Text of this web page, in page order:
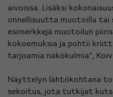
aivoissa. Lisäksi
onnellisuutta muotoilla tai
esimerkkejä muotoilun
kokoemuksia ja pohtii
tarjoamia näkökulmia”,
Näyttelyn lähtökohtana
sekoitus, jota tutkijat